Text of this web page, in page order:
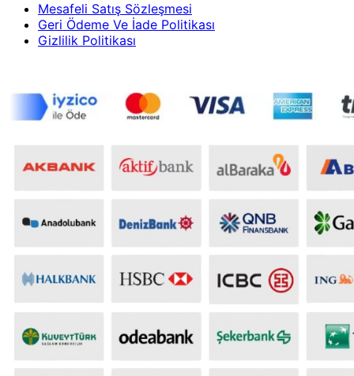
Mesafeli Satış Sözleşmesi
Geri Ödeme Ve İade Politikası
Gizlilik Politikası